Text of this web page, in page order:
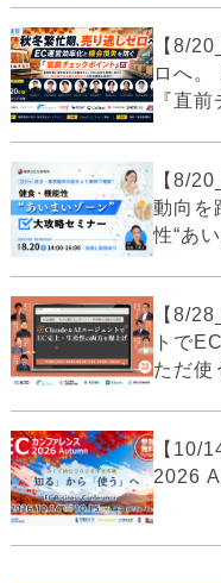
【8/
ロへ
『直
【8/
動向を
性“あ
【8/
トで
ただ使
【10/